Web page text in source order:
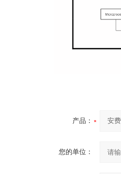
产品：
您的单位：